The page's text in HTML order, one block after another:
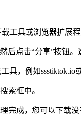
工具或浏览器扩展
点击“分享”按钮。
，例如ssstiktok.io或
索框中。
完成，您可以下载没